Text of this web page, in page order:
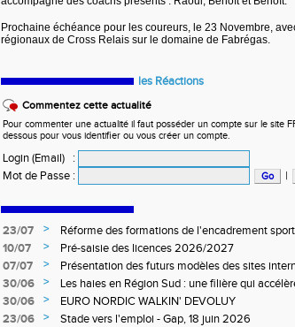
Prochaine échéance pour les coureurs, le 23 Novembre,
régionaux de Cross Relais sur le domaine de Fabrégas.
les Réactions
Commentez cette actualité
Pour commenter une actualité il faut posséder un compte sur le site
dessous pour vous identifier ou vous créer un compte.
Login (Email)
:
Mot de Passe : |
23/07 >
Réforme des formations de l'encadrement
10/07
>
Pré-saisie des licences 2026/2027
07/07
>
Présentation des futurs modèles des sites
30/06
>
Les haies en Région Sud : une filière qui
30/06
>
EURO NORDIC WALKIN' DEVOLUY
23/06
>
Stade vers l'emploi - Gap, 18 juin 2026